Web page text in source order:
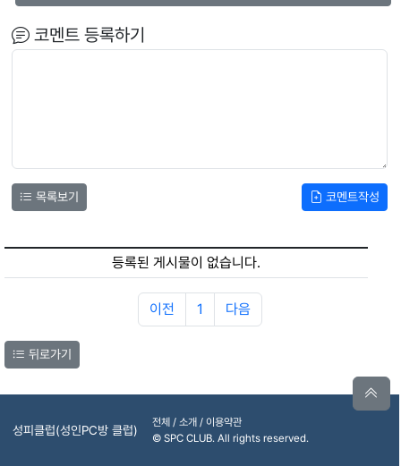
코멘트 등록하기
목록보기 코멘트작성
등록된 게시물이 없습니다.
이전 1 다음
뒤로가기
성피클럽(성인PC방 클럽)
전체 / 소개 / 이용약관
© SPC CLUB. All rights reserved.